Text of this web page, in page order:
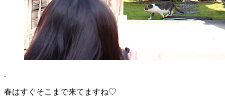
.
春はすぐそこまで来てますね♡